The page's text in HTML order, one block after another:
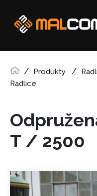
Produkty
Radlice
T / 2500